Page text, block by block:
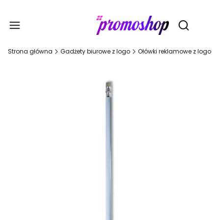
Otwórz
Strona główna Gadżety biurowe z logo Ołówki reklamowe z logo